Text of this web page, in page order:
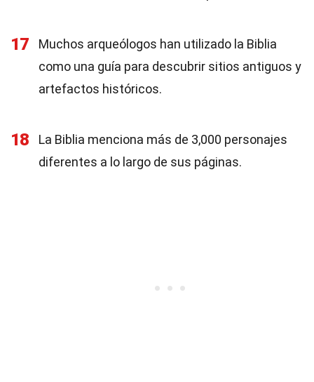
17
Muchos arqueólogos han utilizado la Biblia
como una guía para descubrir sitios antiguos y
artefactos históricos.
18
La Biblia menciona más de 3,000 personajes
diferentes a lo largo de sus páginas.